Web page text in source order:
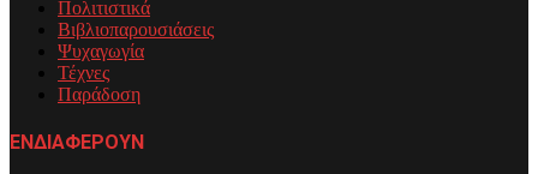
Πολιτιστικά
Βιβλιοπαρουσιάσεις
Ψυχαγωγία
Τέχνες
Παράδοση
ΕΝΔΙΑΦΕΡΟΥΝ